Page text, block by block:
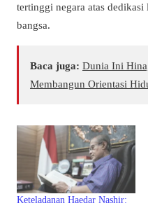
tertinggi negara atas
bangsa.
Baca juga: Dunia Ini
Membangun Orientasi
Keteladanan Haedar Nashir: